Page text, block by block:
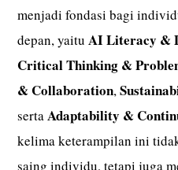
menjadi fondasi bagi
depan, yaituAI Literacy &
Critical Thinking &
& Collaboration,
sertaAdaptability &
kelima keterampilan ini
saing individu, tetapi juga